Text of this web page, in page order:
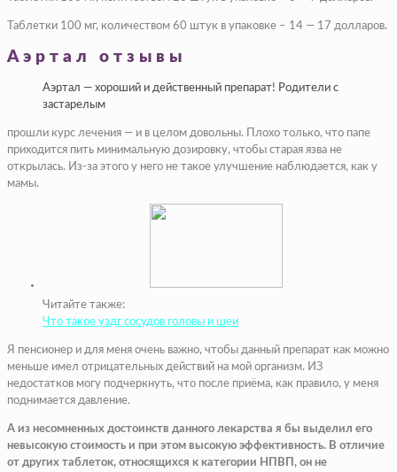
Таблетки 100 мг, количеством 60 штук в упаковке – 14 — 17 долларов.
Аэртал отзывы
Аэртал — хороший и действенный препарат! Родители с
застарелым
прошли курс лечения — и в целом довольны. Плохо только, что папе
приходится пить минимальную дозировку, чтобы старая язва не
открылась. Из-за этого у него не такое улучшение наблюдается, как у
мамы.
Читайте также:
Что такое уздг сосудов головы и шеи
Я пенсионер и для меня очень важно, чтобы данный препарат как можно
меньше имел отрицательных действий на мой организм. ИЗ
недостатков могу подчеркнуть, что после приёма, как правило, у меня
поднимается давление.
А из несомненных достоинств данного лекарства я бы выделил его
невысокую стоимость и при этом высокую эффективность. В отличие
от других таблеток, относящихся к категории НПВП, он не